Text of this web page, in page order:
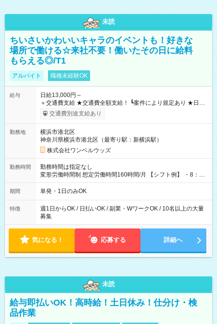
未読
ちいさいかわいいキャラのイベントも！好きな
場所で働ける☆来社不要！働いたその日に給料
もらえる◎/T1
アルバイト 職種未経験OK
給与
日給13,000円～
＋交通費支給 ★交通費全額支給！ ┗案件により規定あり ★日払
いOK！（規定あり） ┗働いたその日に現金GET♪ お仕事後はコ
ンビニATMから 日払い分を引き落とせます！ 【試用期間】試
交通費別途支給あり
勤務地
横浜市港北区
神奈川県横浜市港北区（最寄り駅：新横浜駅）
株式会社ワンベルウッズ
勤務時間
勤務時間は指定なし
変形労働時間制 想定労働時間160時間/月 【シフト例】 ・8：00
～21：00
期間 単発・1日のみOK
特徴
週1日からOK / 日払いOK / 副業・WワークOK / 10名以上の大量
募集
気になる！ 応募する 詳細へ
未読
給与即払いOK！高時給！土日休み！仕分け・検
品作業